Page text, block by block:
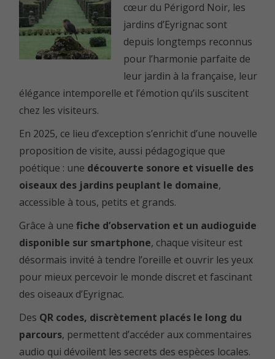
cœur du Périgord Noir, les
jardins d’Eyrignac sont
depuis longtemps reconnus
pour l’harmonie parfaite de
leur jardin à la française, leur
élégance intemporelle et l’émotion qu’ils suscitent
chez les visiteurs.
En 2025, ce lieu d’exception s’enrichit d’une nouvelle
proposition de visite, aussi pédagogique que
poétique : une découverte sonore et visuelle des
oiseaux des jardins peuplant le domaine,
accessible à tous, petits et grands.
Grâce à une fiche d’observation et un audioguide
disponible sur smartphone, chaque visiteur est
désormais invité à tendre l’oreille et ouvrir les yeux
pour mieux percevoir le monde discret et fascinant
des oiseaux d’Eyrignac.
Des QR codes, discrètement placés le long du
parcours, permettent d’accéder aux commentaires
audio qui dévoilent les secrets des espèces locales.